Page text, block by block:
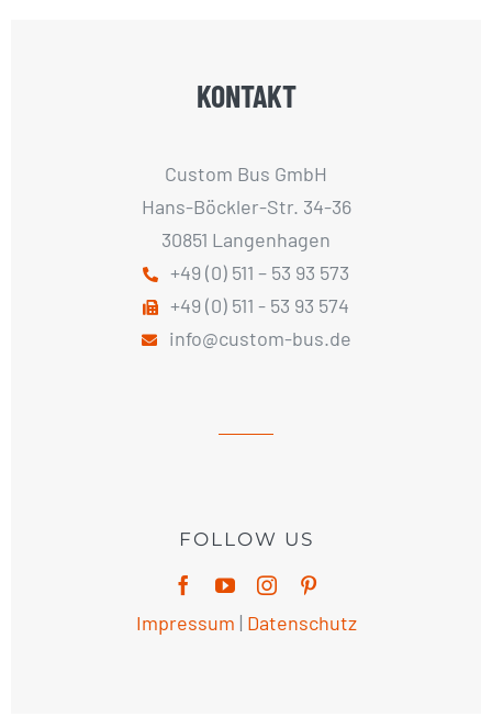
KONTAKT
Custom Bus GmbH
Hans-Böckler-Str. 34-36
30851 Langenhagen
+49 (0) 511 – 53 93 573
+49 (0) 511 - 53 93 574
info@custom-bus.de
FOLLOW US
Impressum | Datenschutz